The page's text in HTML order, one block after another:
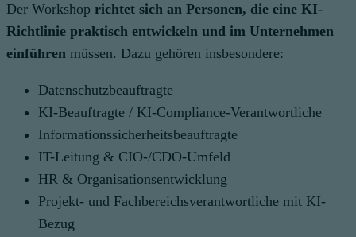
Der Workshop richtet sich an Personen, die eine KI-
Richtlinie praktisch entwickeln und im Unternehmen
einführen müssen. Dazu gehören insbesondere:
Datenschutzbeauftragte
KI-Beauftragte / KI-Compliance-Verantwortliche
Informationssicherheitsbeauftragte
IT-Leitung & CIO-/CDO-Umfeld
HR & Organisationsentwicklung
Projekt- und Fachbereichsverantwortliche mit KI-
Bezug